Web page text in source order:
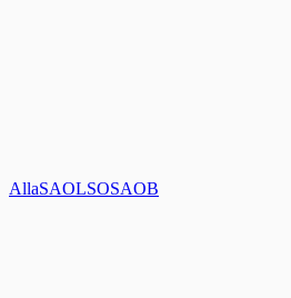
AllaSAOLSOSAOB